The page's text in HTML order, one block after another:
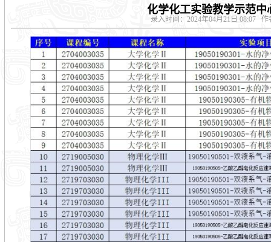
化学化工实验教学示范中
录入时间：2024年04月21日 08:07 作